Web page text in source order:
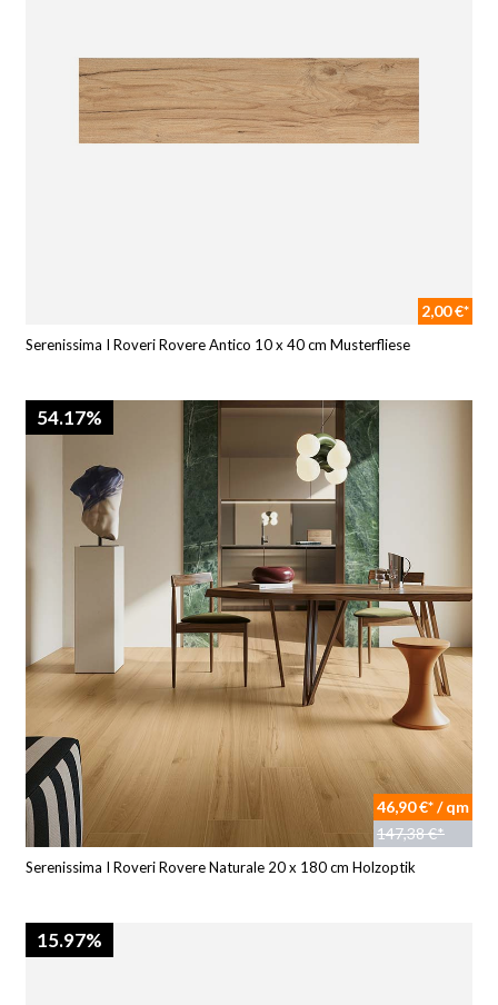
2,00 €*
Serenissima I Roveri Rovere Antico 10 x 40 cm Musterfliese
54.17%
46,90 €* / qm
147,38 €*
Serenissima I Roveri Rovere Naturale 20 x 180 cm Holzoptik
15.97%